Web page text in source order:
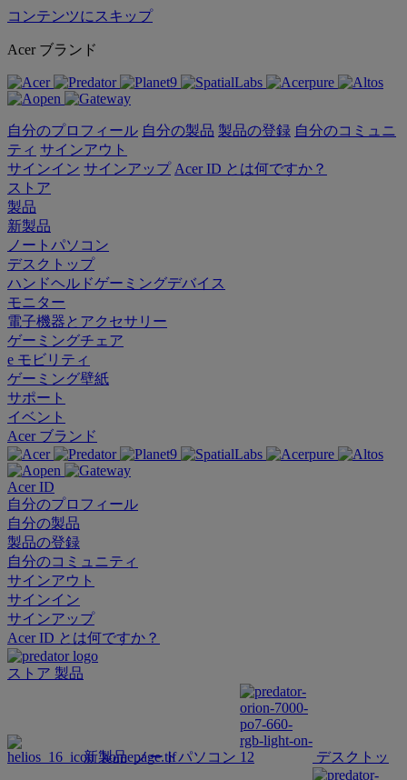
コンテンツにスキップ
Acer ブランド
自分のプロフィール 自分の製品 製品の登録 自分のコミュニ
ティ サインアウト
サインイン サインアップ Acer ID とは何ですか？
ストア
製品
新製品
ノートパソコン
デスクトップ
ハンドヘルドゲーミングデバイス
モニター
電子機器とアクセサリー
ゲーミングチェア
e モビリティ
ゲーミング壁紙
サポート
イベント
Acer ブランド
Acer ID
自分のプロフィール
自分の製品
製品の登録
自分のコミュニティ
サインアウト
サインイン
サインアップ
Acer ID とは何ですか？
ストア 製品
新製品 ノートパソコン デスクトッ